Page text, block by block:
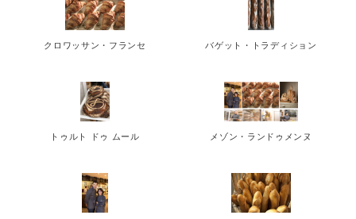
クロワッサン・フランセ バゲット・トラディション
トゥルト ドゥ ムール メゾン・ランドゥメンヌ